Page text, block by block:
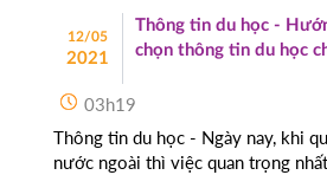
12/05
2021
Thông tin du học -
chọn thông tin du học
03h19
Thông tin du học - Ngày nay, khi
nước ngoài thì việc quan trọng